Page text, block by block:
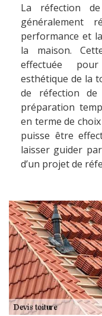
La réfection
généralement
performance et
la maison.
effectuée
esthétique de la
de réfection
préparation
en terme de
puisse être
laisser guider
d’un projet de